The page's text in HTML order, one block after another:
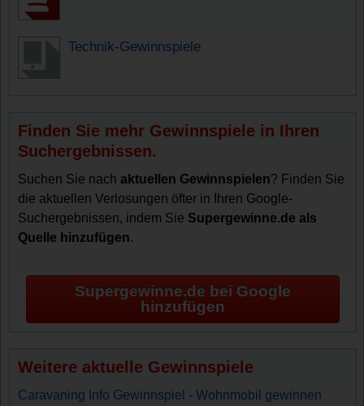
Technik-Gewinnspiele
Finden Sie mehr Gewinnspiele in Ihren
Suchergebnissen.
Suchen Sie nachaktuellen Gewinnspielen? Finden Sie
die aktuellen Verlosungen öfter in Ihren Google-
Suchergebnissen, indem Sie Supergewinne.de als
Quelle hinzufügen.
Supergewinne.de bei Google
hinzufügen
Weitere aktuelle Gewinnspiele
Caravaning Info Gewinnspiel - Wohnmobil gewinnen